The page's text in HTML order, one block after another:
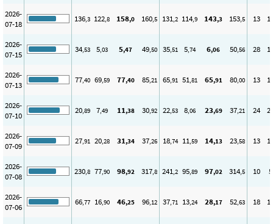
2026-
07-18
136,3 122,8 158,0 160,5 131,2 114,9 143,3 153,5 13
2026-
07-15
34,53 5,03 5,47 49,50 35,51 5,74 6,06 50,56 28
2026-
07-13
77,40 69,59 77,40 85,21 65,91 51,81 65,91 80,00 13
2026-
07-10
20,89 7,49 11,38 30,92 22,53 8,06 23,69 37,21 24
2026-
07-09
27,91 20,28 31,34 37,26 18,74 11,59 14,13 23,58 13
2026-
07-08
230,8 77,90 98,92 317,8 241,2 95,89 97,02 314,5 10 5
2026-
07-06
66,77 16,90 46,25 96,12 37,71 13,24 28,17 52,63 18